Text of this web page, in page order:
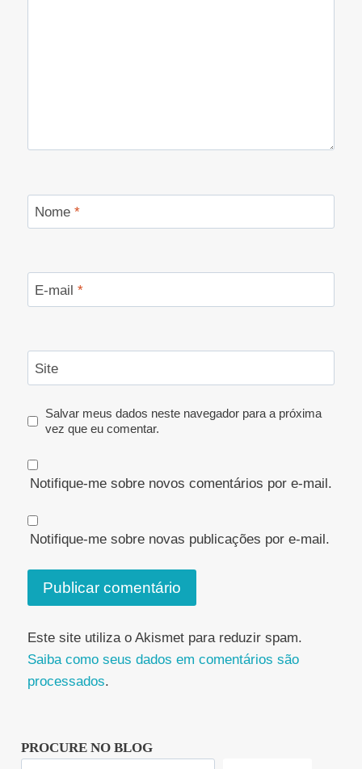
Nome *
E-mail *
Site
Salvar meus dados neste navegador para a próxima
vez que eu comentar.
Notifique-me sobre novos comentários por e-mail.
Notifique-me sobre novas publicações por e-mail.
Este site utiliza o Akismet para reduzir spam.
Saiba como seus dados em comentários são
processados.
PROCURE NO BLOG